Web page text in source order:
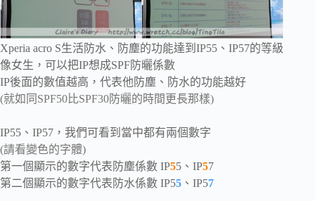
Xperia acro S生活防水、防塵的功能達到 IP55、IP57的等級
像女生，可以把IP想成SPF防曬係數
IP後面的數值越高，代表他防塵、防水的功能越好
(就如同SPF50比SPF30防曬的時間更長那樣)
IP55、IP57，我們可看到當中都有兩個數字
(請看變色的字體)
第一個顯示的數字代表防塵係數 IP55、IP57
第二個顯示的數字代表防水係數 IP55 、IP57